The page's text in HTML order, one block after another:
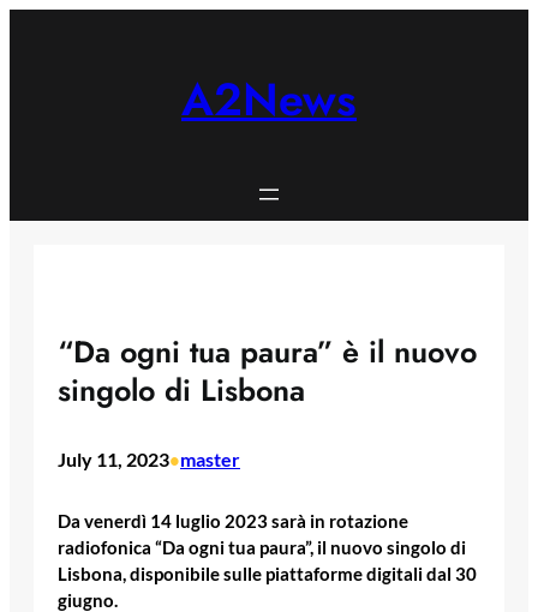
A2News
“Da ogni tua paura” è il nuovo
singolo di Lisbona
July 11, 2023•master
Da venerdì 14 luglio 2023 sarà in rotazione
radiofonica “Da ogni tua paura”, il nuovo singolo di
Lisbona, disponibile sulle piattaforme digitali dal 30
giugno.